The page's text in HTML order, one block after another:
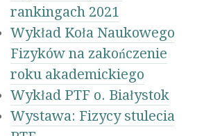
rankingach 2021
Wykład Koła Naukowego
Fizyków na zakończenie
roku akademickiego
Wykład PTF o. Białystok
Wystawa: Fizycy stulecia